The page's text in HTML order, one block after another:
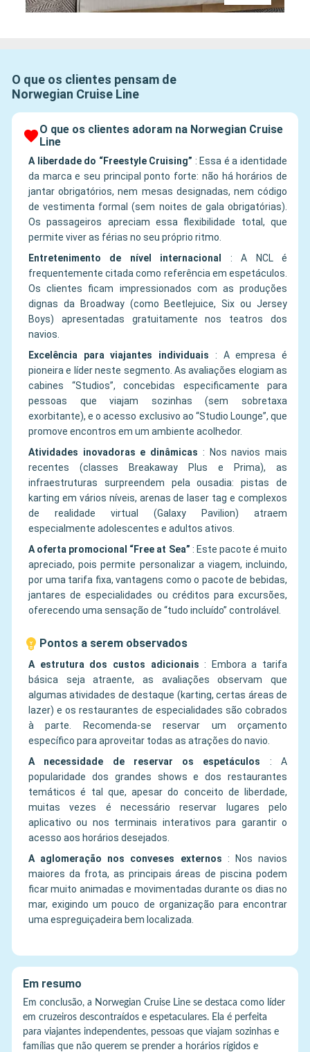
O que os clientes pensam de
Norwegian Cruise Line
O que os clientes adoram na Norwegian Cruise
Line
A liberdade do “Freestyle Cruising” : Essa é a identidade
da marca e seu principal ponto forte: não há horários de
jantar obrigatórios, nem mesas designadas, nem código
de vestimenta formal (sem noites de gala obrigatórias).
Os passageiros apreciam essa flexibilidade total, que
permite viver as férias no seu próprio ritmo.
Entretenimento de nível internacional
:A NCL é
frequentemente citada como referência em espetáculos.
Os clientes ficam impressionados com as produções
dignas da Broadway (como Beetlejuice, Six ou Jersey
Boys) apresentadas gratuitamente nos teatros dos
navios.
Excelência para viajantes individuais
: A empresa é
pioneira e líder neste segmento. As avaliações elogiam as
cabines “Studios”, concebidas especificamente para
pessoas que viajam sozinhas (sem sobretaxa
exorbitante), e o acesso exclusivo ao “Studio Lounge”, que
promove encontros em um ambiente acolhedor.
Atividades inovadoras e dinâmicas :
Nos navios mais
recentes (classes Breakaway Plus e Prima), as
infraestruturas surpreendem pela ousadia: pistas de
karting em vários níveis, arenas de laser tag e complexos
de realidade virtual (Galaxy Pavilion) atraem
especialmente adolescentes e adultos ativos.
A oferta promocional “Free at Sea” : Este pacote é muito
apreciado, pois permite personalizar a viagem, incluindo,
por uma tarifa fixa, vantagens como o pacote de bebidas,
jantares de especialidades ou créditos para excursões,
oferecendo uma sensação de “tudo incluído” controlável.
Pontos a serem observados
A estrutura dos custos adicionais :
Embora a tarifa
básica seja atraente, as avaliações observam que
algumas atividades de destaque (karting, certas áreas de
lazer) e os restaurantes de especialidades são cobrados
à parte. Recomenda-se reservar um orçamento
específico para aproveitar todas as atrações do navio.
A necessidade de reservar os espetáculos
:A
popularidade dos grandes shows e dos restaurantes
temáticos é tal que, apesar do conceito de liberdade,
muitas vezes é necessário reservar lugares pelo
aplicativo ou nos terminais interativos para garantir o
acesso aos horários desejados.
A aglomeração nos conveses externos :
Nos navios
maiores da frota, as principais áreas de piscina podem
ficar muito animadas e movimentadas durante os dias no
mar, exigindo um pouco de organização para encontrar
uma espreguiçadeira bem localizada.
Em resumo
Em conclusão, a Norwegian Cruise Line se destaca como líder
em cruzeiros descontraídos e espetaculares. Ela é perfeita
para viajantes independentes, pessoas que viajam sozinhas e
famílias que não querem se prender a horários rígidos e